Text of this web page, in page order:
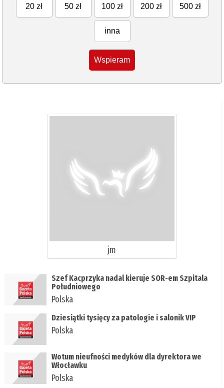
20 zł 50 zł 100 zł 200 zł 500 zł
inna
Wspieram
jm
Szef Kacprzyka nadal kieruje SOR-em Szpitala
Południowego
Polska
Dziesiątki tysięcy za patologie i salonik VIP
Polska
Wotum nieufności medyków dla dyrektora we
Włocławku
Polska